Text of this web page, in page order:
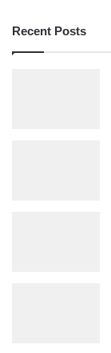
Recent Posts